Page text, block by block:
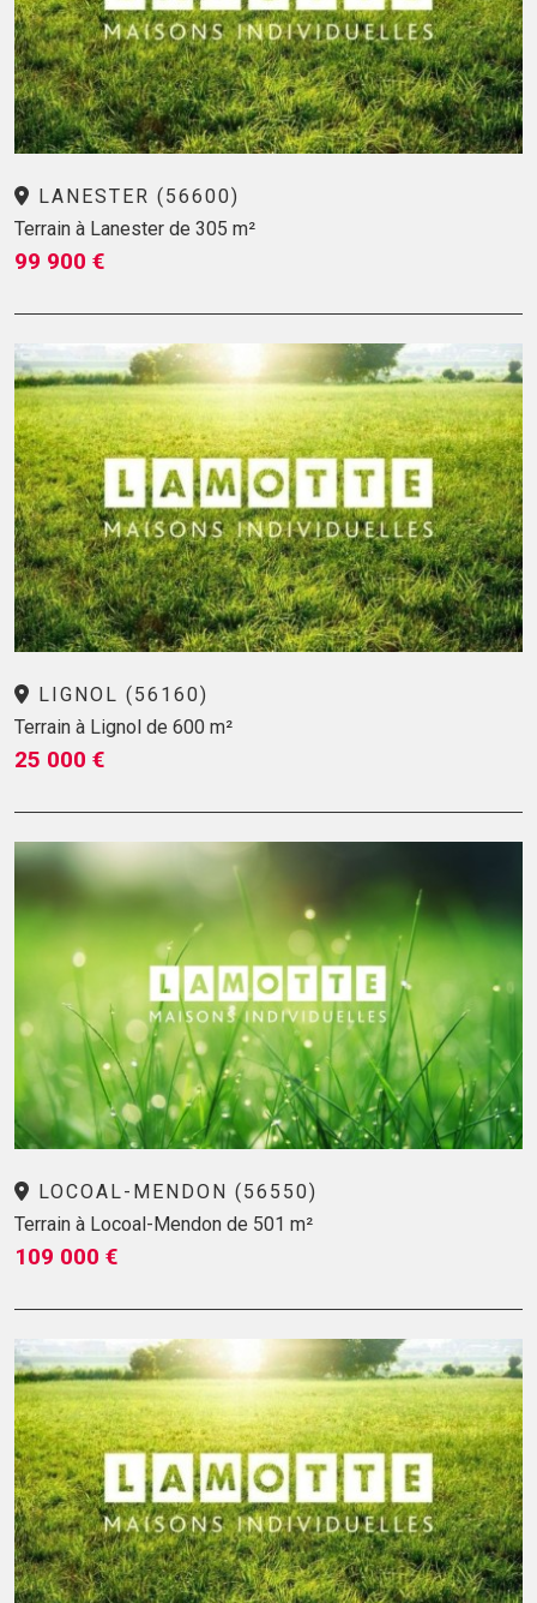
LANESTER (56600)
Terrain à Lanester de 305 m²
99 900 €
LIGNOL (56160)
Terrain à Lignol de 600 m²
25 000 €
LOCOAL-MENDON (56550)
Terrain à Locoal-Mendon de 501 m²
109 000 €